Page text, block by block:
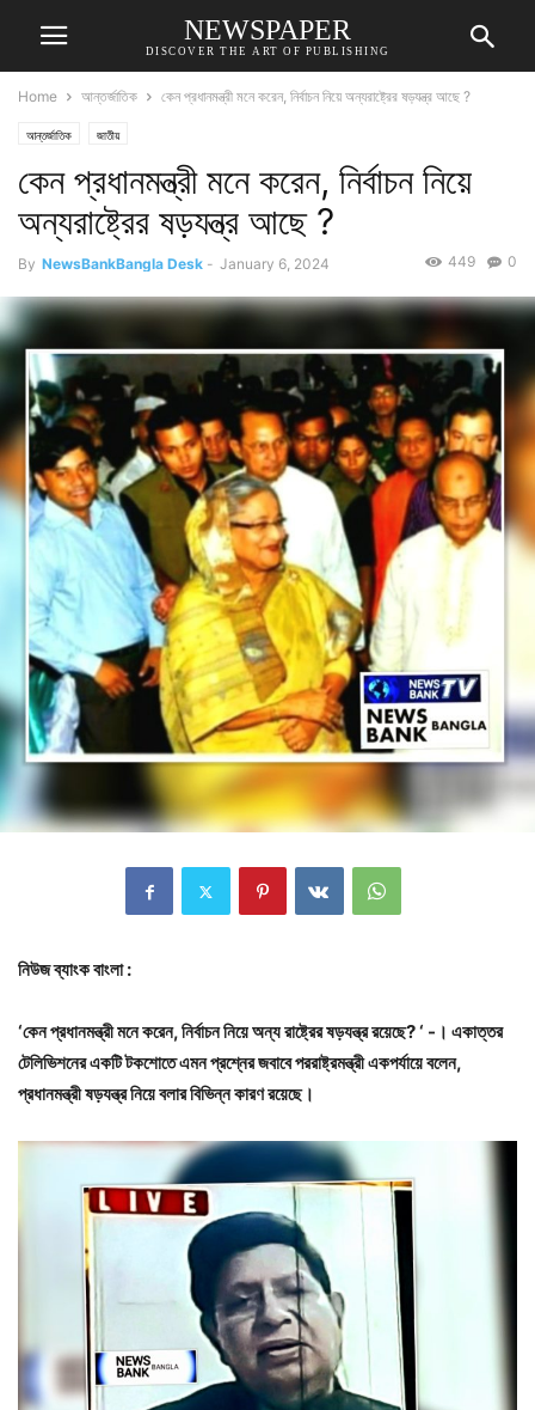
NEWSPAPER
DISCOVER THE ART OF PUBLISHING
Home আন্তর্জাতিক কেন প্রধানমন্ত্রী মনে করেন, নির্বাচন নিয়ে অন্যরাষ্ট্রের ষড়যন্ত্র আছে ?
আন্তর্জাতিক জাতীয়
কেন প্রধানমন্ত্রী মনে করেন, নির্বাচন নিয়ে
অন্যরাষ্ট্রের ষড়যন্ত্র আছে ?
By NewsBankBangla Desk - January 6, 2024 0
449
নিউজব্যাংকবাংলা:
‘কেন প্রধানমন্ত্রী মনে করেন, নির্বাচন নিয়ে অন্য রাষ্ট্রের ষড়যন্ত্র রয়েছে? ‘ -। একাত্তর
টেলিভিশনের একটি টকশোতে এমন প্রশ্নের জবাবে পররাষ্ট্রমন্ত্রী একপর্যায়ে বলেন,
প্রধানমন্ত্রী ষড়যন্ত্র নিয়ে বলার বিভিন্ন কারণ রয়েছে।